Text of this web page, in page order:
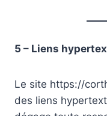
5 – Liens
Le site https://
des liens